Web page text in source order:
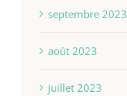
septembre 2023
août 2023
juillet 2023